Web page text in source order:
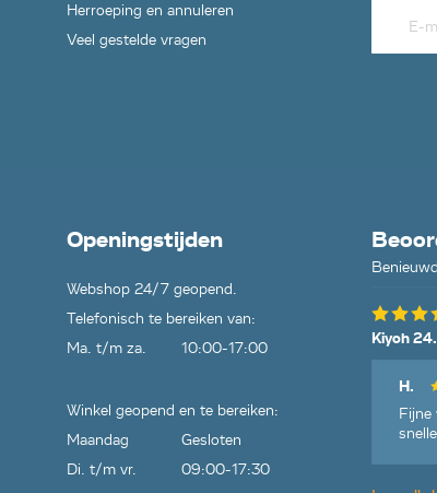
Herroeping en annuleren
Veel gestelde vragen
Openingstijden
Webshop 24/7 geopend.
Telefonisch te bereiken van:
Ma. t/m za.
10:00-17:00
Winkel geopend en te bereiken:
Maandag
Gesloten
Di. t/m vr.
09:00-17:30
Kiyoh
H.
Fijne